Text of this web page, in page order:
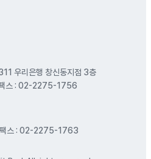
우리은행 창신동지점 3층
스 : 02-2275-1756
팩스 : 02-2275-1763